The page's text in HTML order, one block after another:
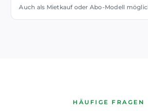
Auch als Mietkauf oder Abo-Modell
HÄUFIGE FRAGEN